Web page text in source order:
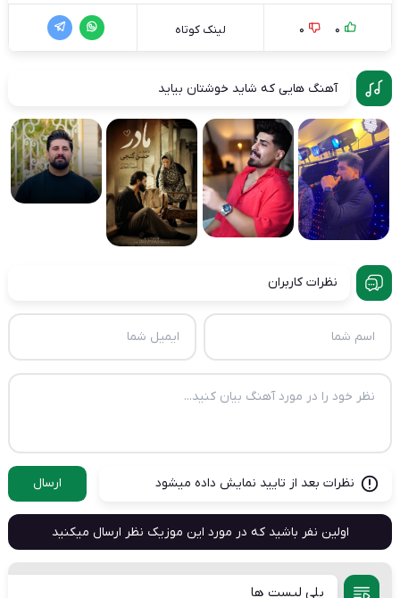
0
0 لینک کوتاه
آهنگ هایی که شاید خوشتان بیاید
نظرات کاربران
نظرات بعد از تایید نمایش داده میشود ارسال
اولین نفر باشید که در مورد این موزیک نظر ارسال میکنید
پلی لیست ها